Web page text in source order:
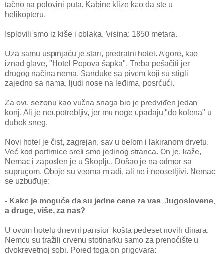
tačno na polovini puta. Kabine klize kao da ste u
helikopteru.
Isplovili smo iz kiše i oblaka. Visina: 1850 metara.
Uza samu uspinjaču je stari, predratni hotel. A gore, kao
iznad glave, "Hotel Popova šapka". Treba pešačiti jer
drugog načina nema. Sanduke sa pivom koji su stigli
zajedno sa nama, ljudi nose na leđima, posrćući.
Za ovu sezonu kao vučna snaga bio je predviđen jedan
konj. Ali je neupotrebljiv, jer mu noge upadaju "do kolena" u
dubok sneg.
Novi hotel je čist, zagrejan, sav u belom i lakiranom drvetu.
Već kod portirnice sreli smo jedinog stranca. On je, kaže,
Nemac i zaposlen je u Skoplju. Došao je na odmor sa
suprugom. Oboje su veoma mladi, ali ne i neosetljivi. Nemac
se uzbuđuje:
- Kako je moguće da su jedne cene za vas, Jugoslovene,
a druge, više, za nas?
U ovom hotelu dnevni pansion košta pedeset novih dinara.
Nemcu su tražili crvenu stotinarku samo za prenoćište u
dvokrevetnoj sobi. Pored toga on prigovara: